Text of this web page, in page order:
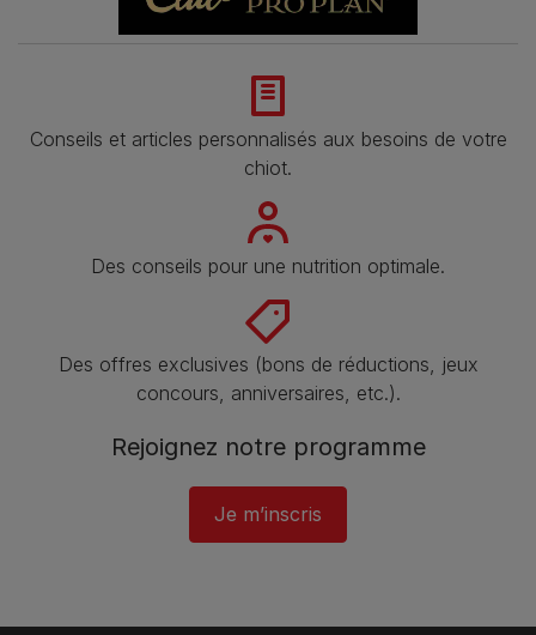
Conseils et articles personnalisés aux besoins de votre
chiot.
Des conseils pour une nutrition optimale.
Des offres exclusives (bons de réductions, jeux
concours, anniversaires, etc.).
Rejoignez notre programme​
Je m’inscris